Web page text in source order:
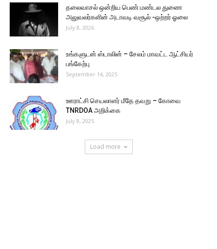
தலைவாசல் ஒன்றிய பெண் மண்டல துணை
அலுவலர்களின் அடாவடி வசூல் -ஒற்றர் ஓலை
July 8, 2026
உங்களுடன் ஸ்டாலின் – சேலம் மாவட்ட ஆட்சியர்
பங்கேற்பு
September 14, 2025
ஊராட்சி செயலாளர் மீதே தவறு – கோவை
TNRDOA அறிக்கை
July 8, 2025
Load more